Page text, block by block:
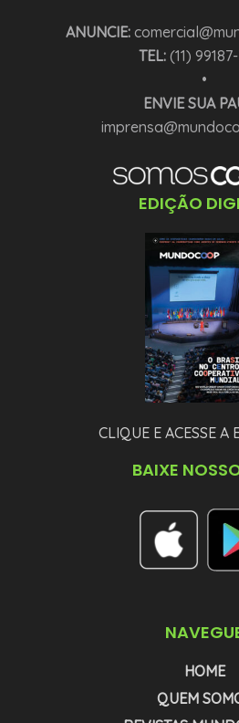
ANUNCIE:
TEL:(11)
•
ENVIE SUA
EDIÇÃO
CLIQUE E ACESSE A
BAIXE
HOME
QUEM